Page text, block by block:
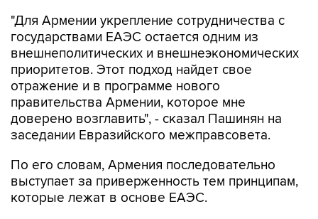
"Для Армении укрепление сотрудничества с
государствами ЕАЭС остается одним из
внешнеполитических и внешнеэкономических
приоритетов. Этот подход найдет свое
отражение и в программе нового
правительства Армении, которое мне
доверено возглавить", - сказал Пашинян на
заседании Евразийского межправсовета.
По его словам, Армения последовательно
выступает за приверженность тем принципам,
которые лежат в основе ЕАЭС.